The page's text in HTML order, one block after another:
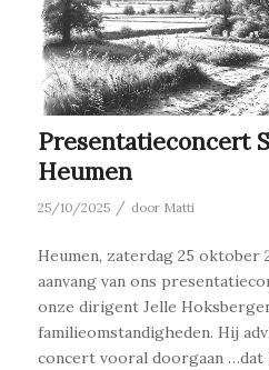
Presentatieconcert
Heumen
25/10/2025 / door Matti
Heumen, zaterdag 25 oktober
aanvang van ons
onze dirigent Jelle
familieomstandigheden. Hij
concert vooral doorgaan